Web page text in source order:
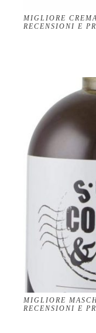
MIGLIORE
RECENSIONI E
MIGLIORE
RECENSIONI E